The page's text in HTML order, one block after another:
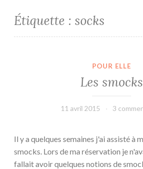
Étiquette : socks
POUR ELLE
Les smocks
11 avril 2015 3
Il y a quelques semaines j'ai assisté à
smocks. Lors de ma réservation je
fallait avoir quelques notions de